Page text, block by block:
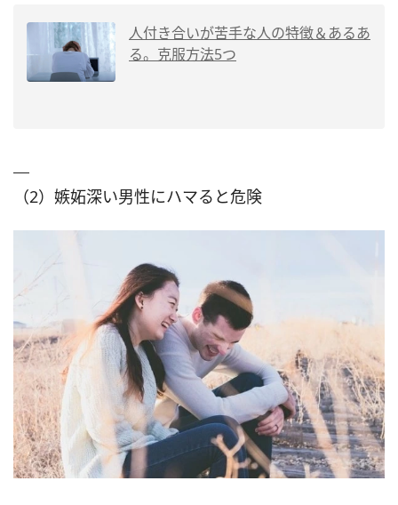
人付き合いが苦手な人の特徴＆あるあ
る。克服方法5つ
（2）嫉妬深い男性にハマると危険